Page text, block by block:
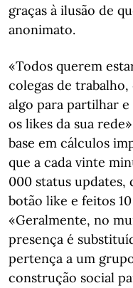
graças à ilusão de
anonimato.
«Todos querem
colegas de
algo para partilhar
os likes da sua
base em cálculos
que a cada vinte
000 status updates,
botão like e feitos
«Geralmente, no
presença é
pertença a um
construção social